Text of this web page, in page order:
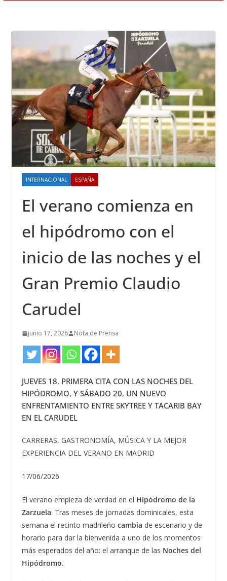
INTERNACIONAL ESPAÑA
El verano comienza en
el hipódromo con el
inicio de las noches y el
Gran Premio Claudio
Carudel
junio 17, 2026 Nota de Prensa
JUEVES 18, PRIMERA CITA CON LAS NOCHES DEL
HIPÓDROMO, Y SÁBADO 20, UN NUEVO
ENFRENTAMIENTO ENTRE SKYTREE Y TACARIB BAY
EN EL CARUDEL
CARRERAS, GASTRONOMÍA, MÚSICA Y LA MEJOR
EXPERIENCIA DEL VERANO EN MADRID
17/06/2026
El verano empieza de verdad en el Hipódromo de la
Zarzuela. Tras meses de jornadas dominicales, esta
semana el recinto madrileño cambia de escenario y de
horario para dar la bienvenida a uno de los momentos
más esperados del año: el arranque de las Noches del
Hipódromo.